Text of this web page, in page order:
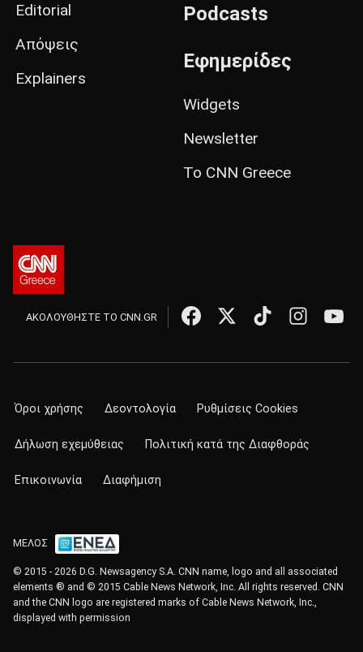
Editorial
Απόψεις
Explainers
Podcasts
Εφημερίδες
Widgets
Newsletter
Το CNN Greece
ΑΚΟΛΟΥΘΗΣΤΕ ΤΟ CNN.GR
Όροι χρήσης Δεοντολογία Ρυθμίσεις Cookies
Δήλωση εχεμύθειας Πολιτική κατά της Διαφθοράς
Επικοινωνία Διαφήμιση
ΜΕΛΟΣ
© 2015 - 2026 D.G. Newsagency S.A. CNN name, logo and all associated
elements ® and © 2015 Cable News Network, Inc. All rights reserved. CNN
and the CNN logo are registered marks of Cable News Network, Inc.,
displayed with permission